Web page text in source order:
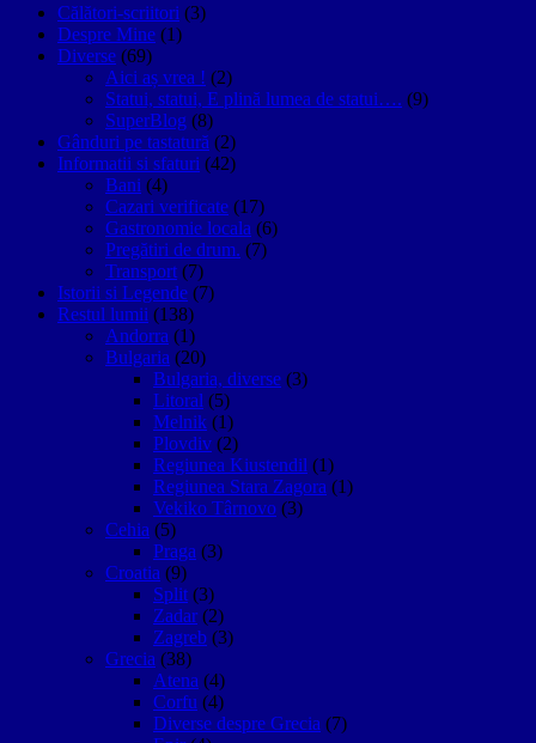
Călători-scriitori (3)
Despre Mine (1)
Diverse (69)
Aici aș vrea ! (2)
Statui, statui, E plină lumea de statui…. (9)
SuperBlog (8)
Gânduri pe tastatură (2)
Informatii si sfaturi (42)
Bani (4)
Cazari verificate (17)
Gastronomie locala (6)
Pregătiri de drum. (7)
Transport (7)
Istorii si Legende (7)
Restul lumii (138)
Andorra (1)
Bulgaria (20)
Bulgaria, diverse (3)
Litoral (5)
Melnik (1)
Plovdiv (2)
Regiunea Kiustendil (1)
Regiunea Stara Zagora (1)
Vekiko Târnovo (3)
Cehia (5)
Praga (3)
Croatia (9)
Split (3)
Zadar (2)
Zagreb (3)
Grecia (38)
Atena (4)
Corfu (4)
Diverse despre Grecia (7)